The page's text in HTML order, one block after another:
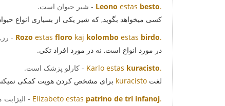
Leono estas besto.
- شیر حیوان است.
کسی میخواهد بگوید, که شیر یکی از بسیاری انواع
Rozo estas floro kaj kolombo estas birdo.
-
در مورد انواع است, نه در مورد افراد تکی.
Karlo estas kuracisto.
- کارلو پزشک است.
لغت kuracisto برای مشخص کردن هویت کمکی
Elizabeto estas patrino de tri infanoj.
-